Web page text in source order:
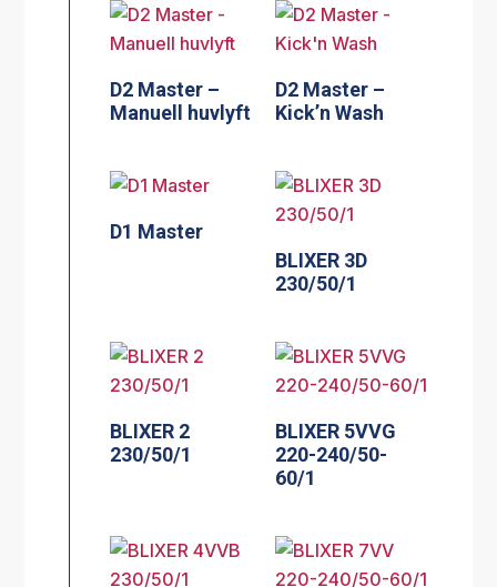
D2 Master –
Manuell huvlyft
D2 Master –
Kick’n Wash
D1 Master
BLIXER 3D
230/50/1
BLIXER 2
230/50/1
BLIXER 5VVG
220-240/50-
60/1